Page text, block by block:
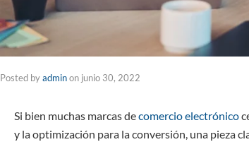
Posted byadminon junio 30, 2022
Si bien muchas marcas decomercio electrónico
y la optimización para la conversión, una pieza